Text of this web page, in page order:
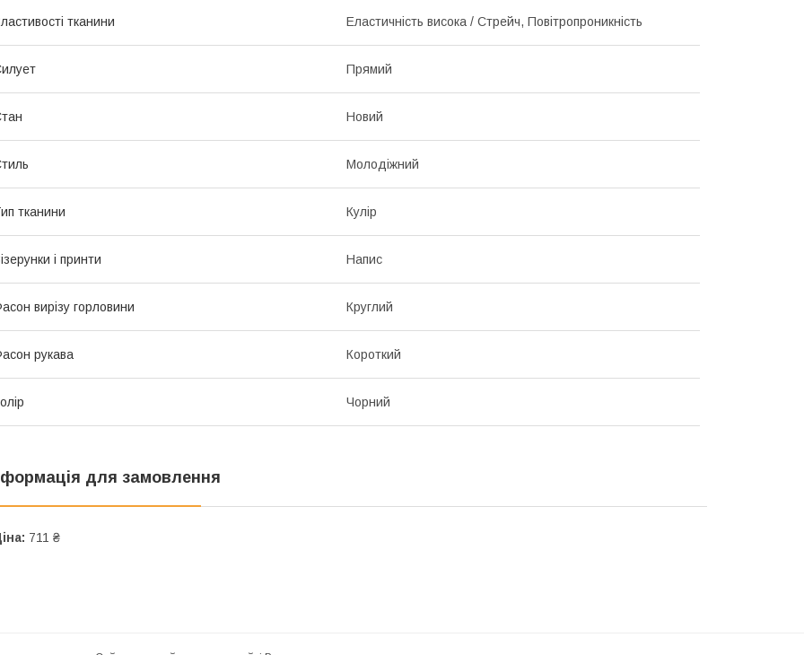
тканини Еластичність висока / Стрейч, Повітропроникність
Прямий
Новий
Молодіжний
тканини Кулір
і принти Напис
вирізу горловини Круглий
рукава Короткий
Чорний
для замовлення
711 ₴